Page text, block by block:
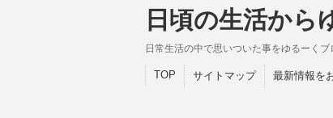
日頃の生活から
日常生活の中で思いついた事をゆるーく
TOP サイトマップ 最新情報を